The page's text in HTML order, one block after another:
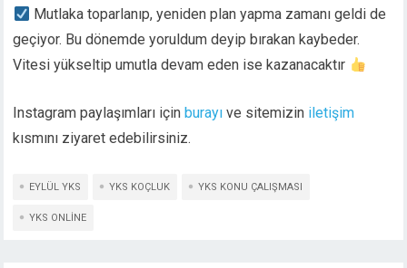
Mutlaka toparlanıp, yeniden plan yapma zamanı geldi de
geçiyor. Bu dönemde yoruldum deyip bırakan kaybeder.
Vitesi yükseltip umutla devam eden ise kazanacaktır
Instagram paylaşımları için burayı ve sitemizin iletişim
kısmını ziyaret edebilirsiniz.
EYLÜL YKS YKS KOÇLUK YKS KONU ÇALIŞMASI
YKS ONLINE